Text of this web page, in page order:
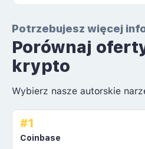
Potrzebujesz więcej
Porównaj
krypto
Wybierz nasze autorskie
#1
Coinbase